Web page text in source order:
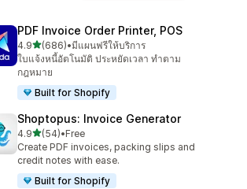
PDF Invoice Order Printer, POS
4.9เต็ม 5 ดาว
(686)
ทั้งหมด 686 รีวิว
•มีแผนฟรีให้บริการ
ใบแจ้งหนี้อัตโนมัติ ประหยัดเวลา ทำตาม
กฎหมาย
Built for Shopify
Shoptopus: Invoice Generator
4.9เต็ม 5 ดาว
(54)
ทั้งหมด 54 รีวิว
•Free
Create PDF invoices, packing slips and
credit notes with ease.
Built for Shopify